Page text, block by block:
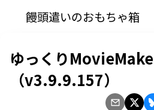
饅頭遣いのおもちゃ箱
ゆっくり
（v3.9.9.157）